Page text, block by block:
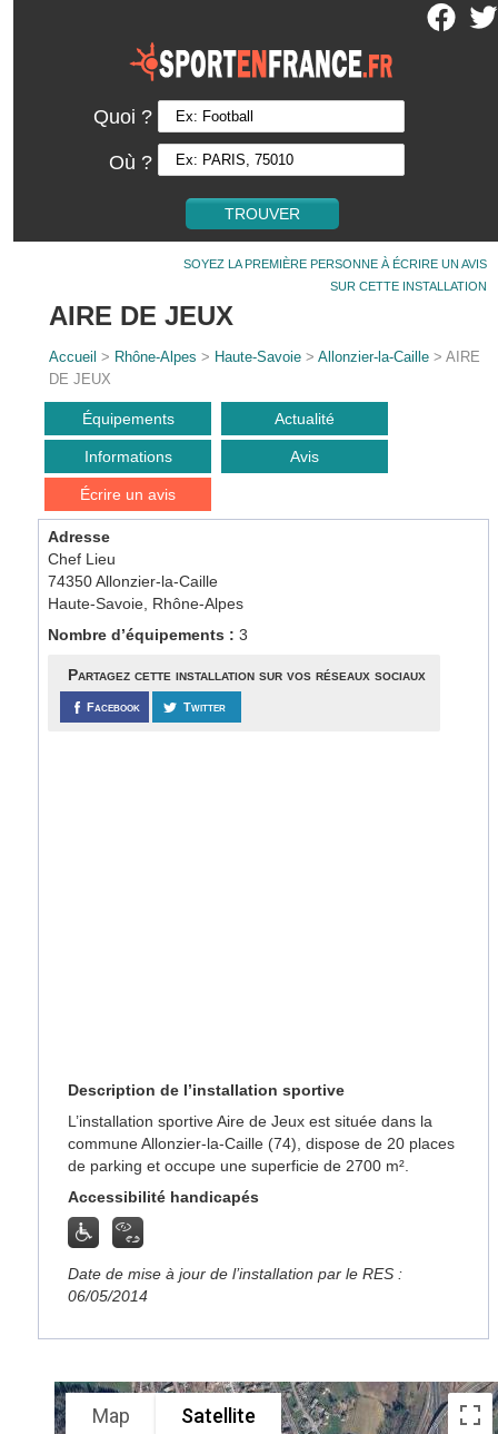
Quoi ?
Où ?
SOYEZ LA PREMIÈRE PERSONNE À ÉCRIRE UN AVIS
SUR CETTE INSTALLATION
AIRE DE JEUX
Accueil > Rhône-Alpes > Haute-Savoie >Allonzier-la-Caille > AIRE
DE JEUX
Équipements Actualité
Informations Avis
Écrire un avis
Adresse
Chef Lieu
74350 Allonzier-la-Caille
Haute-Savoie, Rhône-Alpes
Nombre d’équipements :3
Partagez cette installation sur vos réseaux sociaux
Facebook Twitter
Description de l’installation sportive
L’installation sportive Aire de Jeux est située dans la
commune Allonzier-la-Caille (74), dispose de 20 places
de parking et occupe une superficie de 2700 m².
Accessibilité handicapés
Date de mise à jour de l’installation par le RES :
06/05/2014
Map Satellite